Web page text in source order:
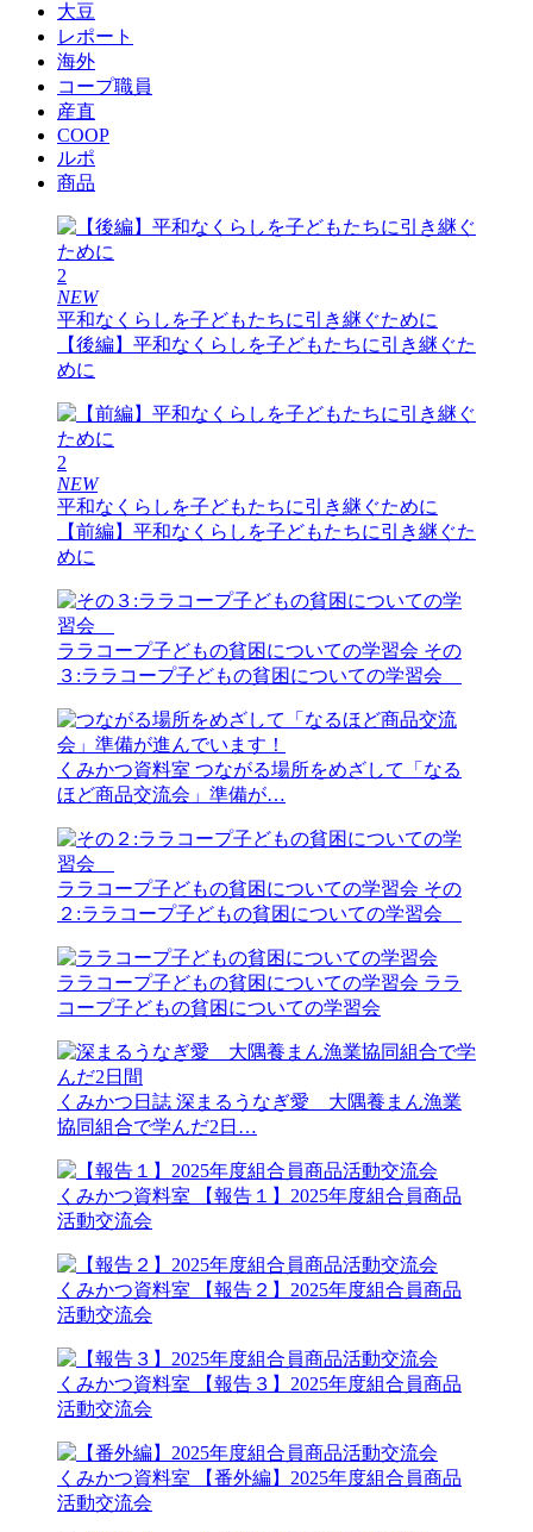
大豆
レポート
海外
コープ職員
産直
COOP
ルポ
商品
2
NEW
平和なくらしを子どもたちに引き継ぐために
【後編】平和なくらしを子どもたちに引き継ぐた
めに
2
NEW
平和なくらしを子どもたちに引き継ぐために
【前編】平和なくらしを子どもたちに引き継ぐた
めに
ララコープ子どもの貧困についての学習会 その
３:ララコープ子どもの貧困についての学習会
くみかつ資料室 つながる場所をめざして「なる
ほど商品交流会」準備が…
ララコープ子どもの貧困についての学習会 その
２:ララコープ子どもの貧困についての学習会
ララコープ子どもの貧困についての学習会 ララ
コープ子どもの貧困についての学習会
くみかつ日誌 深まるうなぎ愛 大隅養まん漁業
協同組合で学んだ2日…
くみかつ資料室
【報告１】2025年度組合員商品
活動交流会
くみかつ資料室
【報告２】2025年度組合員商品
活動交流会
くみかつ資料室
【報告３】2025年度組合員商品
活動交流会
くみかつ資料室
【番外編】2025年度組合員商品
活動交流会